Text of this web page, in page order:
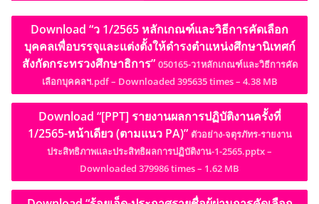
Download “ว 1/2565 หลักเกณฑ์และวิธีการคัดเลือก
บุคคลเพื่อบรรจุและแต่งตั้งให้ดำรงตำแหน่งศึกษานิเทศก์
สังกัดกระทรวงศึกษาธิการ” 050165-ว1หลักเกณฑ์และวิธีการคัด
เลือกบุคคลฯ.pdf – Downloaded 395635 times – 4.38 MB
Download “[PPT] รายงานผลการปฏิบัติงานครั้งที่
1/2565-หน้าเดียว (ตามแนว PA)” ตัวอย่าง-จตุรภัทร-รายงาน
ประสิทธิภาพและประสิทธิผลการปฏิบัติงาน-1-2565.pptx –
Downloaded 379986 times – 1.62 MB